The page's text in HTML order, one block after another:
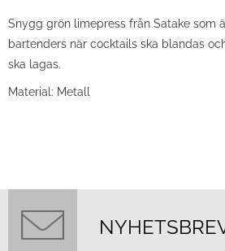
Snygg grön limepress från Satake som
bartenders när cocktails ska blandas
ska lagas.
Material: Metall